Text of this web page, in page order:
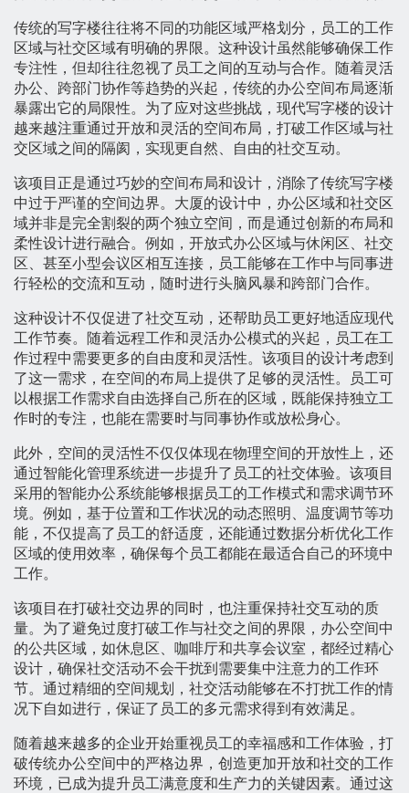
传统的写字楼往往将不同的功能区域严格划分，员工的工作
区域与社交区域有明确的界限。这种设计虽然能够确保工作
专注性，但却往往忽视了员工之间的互动与合作。随着灵活
办公、跨部门协作等趋势的兴起，传统的办公空间布局逐渐
暴露出它的局限性。为了应对这些挑战，现代写字楼的设计
越来越注重通过开放和灵活的空间布局，打破工作区域与社
交区域之间的隔阂，实现更自然、自由的社交互动。
该项目正是通过巧妙的空间布局和设计，消除了传统写字楼
中过于严谨的空间边界。大厦的设计中，办公区域和社交区
域并非是完全割裂的两个独立空间，而是通过创新的布局和
柔性设计进行融合。例如，开放式办公区域与休闲区、社交
区、甚至小型会议区相互连接，员工能够在工作中与同事进
行轻松的交流和互动，随时进行头脑风暴和跨部门合作。
这种设计不仅促进了社交互动，还帮助员工更好地适应现代
工作节奏。随着远程工作和灵活办公模式的兴起，员工在工
作过程中需要更多的自由度和灵活性。该项目的设计考虑到
了这一需求，在空间的布局上提供了足够的灵活性。员工可
以根据工作需求自由选择自己所在的区域，既能保持独立工
作时的专注，也能在需要时与同事协作或放松身心。
此外，空间的灵活性不仅仅体现在物理空间的开放性上，还
通过智能化管理系统进一步提升了员工的社交体验。该项目
采用的智能办公系统能够根据员工的工作模式和需求调节环
境。例如，基于位置和工作状况的动态照明、温度调节等功
能，不仅提高了员工的舒适度，还能通过数据分析优化工作
区域的使用效率，确保每个员工都能在最适合自己的环境中
工作。
该项目在打破社交边界的同时，也注重保持社交互动的质
量。为了避免过度打破工作与社交之间的界限，办公空间中
的公共区域，如休息区、咖啡厅和共享会议室，都经过精心
设计，确保社交活动不会干扰到需要集中注意力的工作环
节。通过精细的空间规划，社交活动能够在不打扰工作的情
况下自如进行，保证了员工的多元需求得到有效满足。
随着越来越多的企业开始重视员工的幸福感和工作体验，打
破传统办公空间中的严格边界，创造更加开放和社交的工作
环境，已成为提升员工满意度和生产力的关键因素。通过这